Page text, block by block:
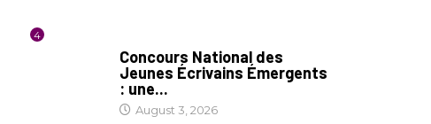
4
Concours National des
Jeunes Écrivains Émergents
: une...
August 3, 2026